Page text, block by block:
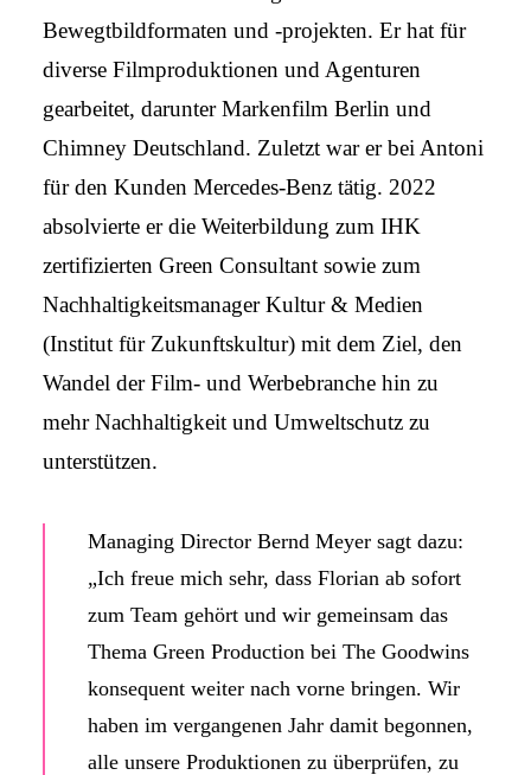
Bewegtbildformaten und -projekten. Er hat für
diverse Filmproduktionen und Agenturen
gearbeitet, darunter Markenfilm Berlin und
Chimney Deutschland. Zuletzt war er bei Antoni
für den Kunden Mercedes-Benz tätig. 2022
absolvierte er die Weiterbildung zum IHK
zertifizierten Green Consultant sowie zum
Nachhaltigkeitsmanager Kultur & Medien
(Institut für Zukunftskultur) mit dem Ziel, den
Wandel der Film- und Werbebranche hin zu
mehr Nachhaltigkeit und Umweltschutz zu
unterstützen.
Managing Director Bernd Meyer sagt dazu:
„Ich freue mich sehr, dass Florian ab sofort
zum Team gehört und wir gemeinsam das
Thema Green Production bei The Goodwins
konsequent weiter nach vorne bringen. Wir
haben im vergangenen Jahr damit begonnen,
alle unsere Produktionen zu überprüfen, zu